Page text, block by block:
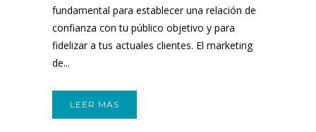
fundamental para establecer una relación de
confianza con tu público objetivo y para
fidelizar a tus actuales clientes. El marketing
de...
LEER MÁS